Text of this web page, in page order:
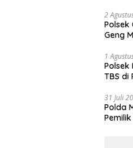
2
Polsek
Geng
1
Polsek
TBS di
31 Juli
Polda